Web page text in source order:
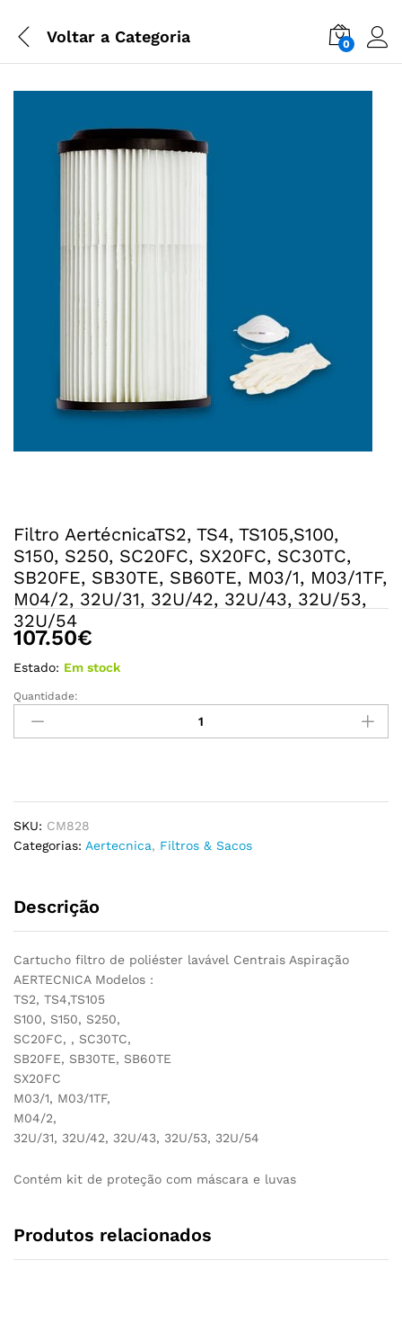
Voltar a Categoria 0
Filtro AertécnicaTS2, TS4, TS105,S100,
S150, S250, SC20FC, SX20FC, SC30TC,
SB20FE, SB30TE, SB60TE, M03/1, M03/1TF,
M04/2, 32U/31, 32U/42, 32U/43, 32U/53,
32U/54
107.50€
Estado: Em stock
Filtro
AertécnicaTS2,
TS4,
S250,
SC20FC,
SX20FC,
SB30TE,
SB60TE,
M03/1TF,
M04/2,
32U/31,
32U/42,
32U/43,
32U/53,
32U/54
quantidade
Quantidade:
SKU: CM828
Categorias: Aertecnica, Filtros & Sacos
Descrição
Cartucho filtro de poliéster lavável Centrais Aspiração
AERTECNICA Modelos :
TS2, TS4,TS105
S100, S150, S250,
SC20FC, , SC30TC,
SB20FE, SB30TE, SB60TE
SX20FC
M03/1, M03/1TF,
M04/2,
32U/31, 32U/42, 32U/43, 32U/53, 32U/54
Contém kit de proteção com máscara e luvas
Produtos relacionados